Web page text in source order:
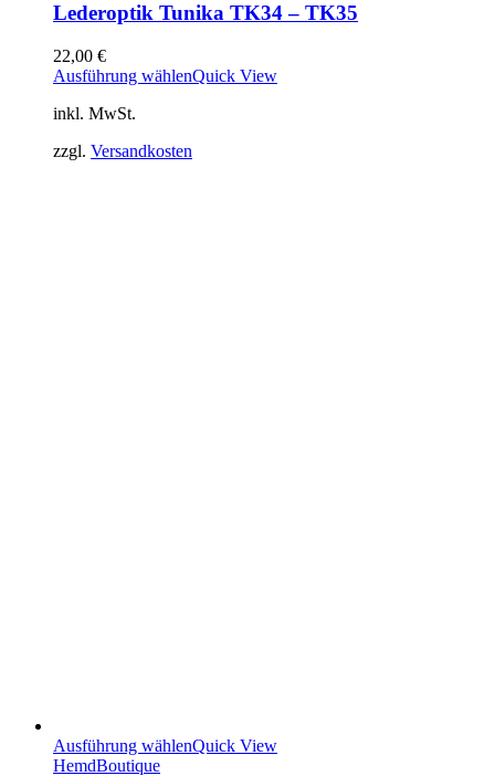
Lederoptik Tunika TK34 – TK35
22,00 €
Ausführung wählenQuick View
inkl. MwSt.
zzgl. Versandkosten
Ausführung wählenQuick View
HemdBoutique